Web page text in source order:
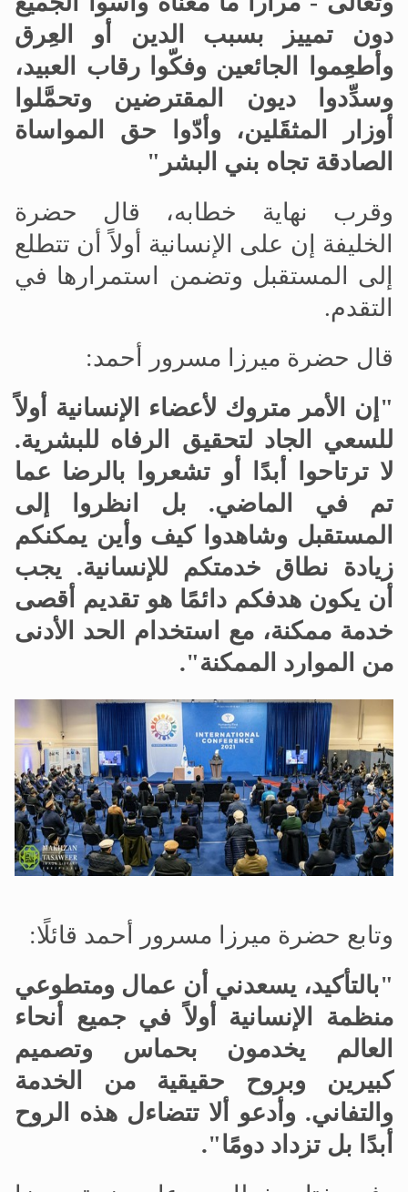
دون تمييز بسبب الدين أو العِرق
وأطعِموا الجائعين وفكّوا رقاب العبيد،
وسدِّدوا ديون المقترضين وتحمَّلوا
أوزار المثقَلين، وأدّوا حق المواساة
الصادقة تجاه بني البشر"
وقرب نهاية خطابه، قال حضرة
الخليفة إن على الإنسانية أولاً أن تتطلع
إلى المستقبل وتضمن استمرارها في
التقدم.
قال حضرة ميرزا مسرور أحمد:
"إن الأمر متروك لأعضاء الإنسانية أولاً
للسعي الجاد لتحقيق الرفاه للبشرية.
لا ترتاحوا أبدًا أو تشعروا بالرضا عما
تم في الماضي. بل انظروا إلى
المستقبل وشاهدوا كيف وأين يمكنكم
زيادة نطاق خدمتكم للإنسانية. يجب
أن يكون هدفكم دائمًا هو تقديم أقصى
خدمة ممكنة، مع استخدام الحد الأدنى
من الموارد الممكنة".
وتابع حضرة ميرزا مسرور أحمد قائلًا:
"بالتأكيد، يسعدني أن عمال ومتطوعي
منظمة الإنسانية أولاً في جميع أنحاء
العالم يخدمون بحماس وتصميم
كبيرين وبروح حقيقية من الخدمة
والتفاني. وأدعو ألا تتضاءل هذه الروح
أبدًا بل تزداد دومًا".